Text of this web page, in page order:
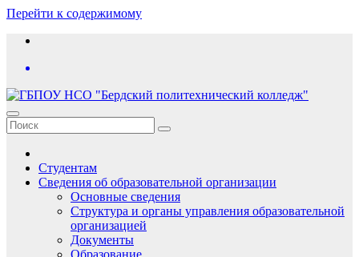
Перейти к содержимому
Студентам
Сведения об образовательной организации
Основные сведения
Структура и органы управления образовательной
организацией
Документы
Образование